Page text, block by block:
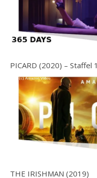
PICARD (2020) – Staffel 1
THE IRISHMAN (2019)